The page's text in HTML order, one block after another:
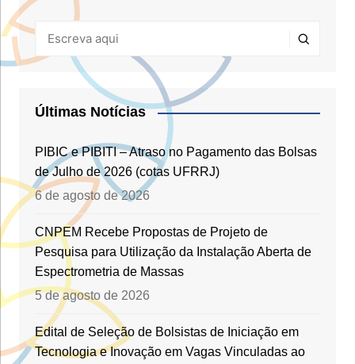
Últimas Notícias
PIBIC e PIBITI – Atraso no Pagamento das Bolsas
de Julho de 2026 (cotas UFRRJ)
6 de agosto de 2026
CNPEM Recebe Propostas de Projeto de
Pesquisa para Utilização da Instalação Aberta de
Espectrometria de Massas
5 de agosto de 2026
Edital de Seleção de Bolsistas de Iniciação em
Tecnologia e Inovação em Vagas Vinculadas ao